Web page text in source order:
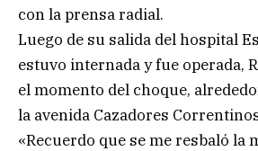
con la prensa radial.
Luego de su salida del hospital
estuvo internada y fue operada,
el momento del choque,
la avenida Cazadores
«Recuerdo que se me resbaló la